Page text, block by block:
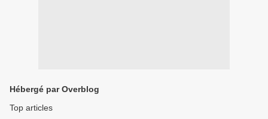
Hébergé par Overblog
Top articles